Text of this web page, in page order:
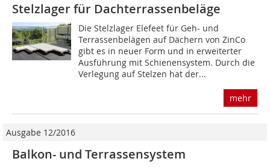
Stelzlager für Dachterrassenbeläge
Die Stelzlager Elefeet für Geh- und
Terrassenbelägen auf Dächern von ZinCo
gibt es in neuer Form und in erweiterter
Ausführung mit Schienensys­tem. Durch die
Verlegung auf Stelzen hat der...
mehr
Ausgabe 12/2016
Balkon- und Terrassensystem